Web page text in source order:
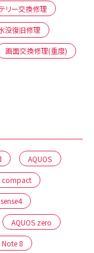
リー交換修理
没復旧修理
画面交換修理(重度)
AQUOS
compact
AQUOS zero
8